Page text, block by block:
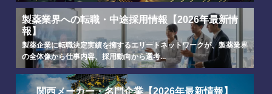
製薬業界への転職・中途採用情報【2026年最新情
報】
製薬企業に転職決定実績を擁するエリートネットワークが、製薬業界
の全体像から仕事内容、採用動向から選考...
関西メーカー・名門企業【2026年最新情報】